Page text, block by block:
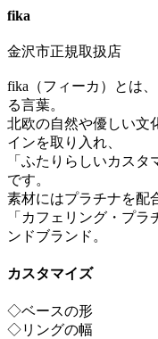
fika
金沢市正規取扱店
fika（フィーカ）とは
る言葉。
北欧の自然や優しい文
インを取り入れ、
「ふたりらしいカス
です。
素材にはプラチナを配
「カフェリング・プ
ンドブランド。
カスタマイズ
◇ベースの形
◇リングの幅